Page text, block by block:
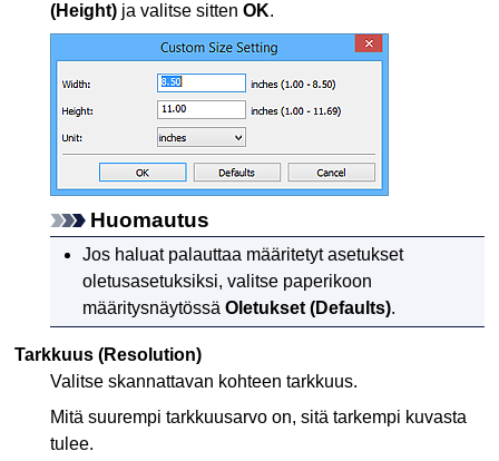
(Height) ja valitse sittenOK.
Huomautus
Jos haluat palauttaa määritetyt asetukset
oletusasetuksiksi, valitse paperikoon
määritysnäytössäOletukset (Defaults).
Tarkkuus (Resolution)
Valitse skannattavan kohteen tarkkuus.
Mitä suurempi tarkkuusarvo on, sitä tarkempi kuvasta
tulee.